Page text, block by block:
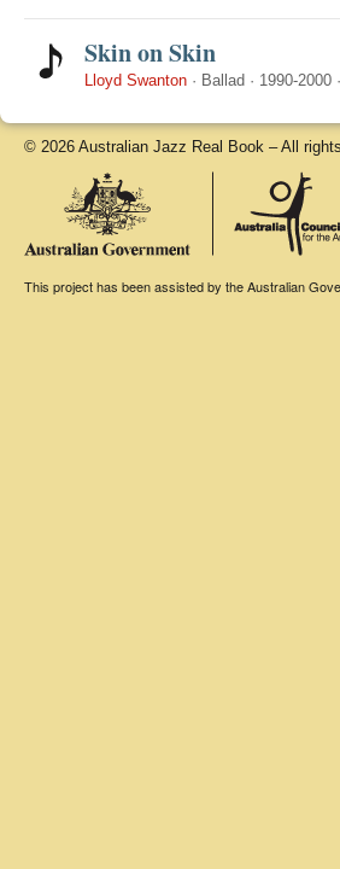
Skin on Skin
Lloyd Swanton · Ballad · 1990-2000 ·
© 2026 Australian Jazz Real Book – All
This project has been assisted by the Australian